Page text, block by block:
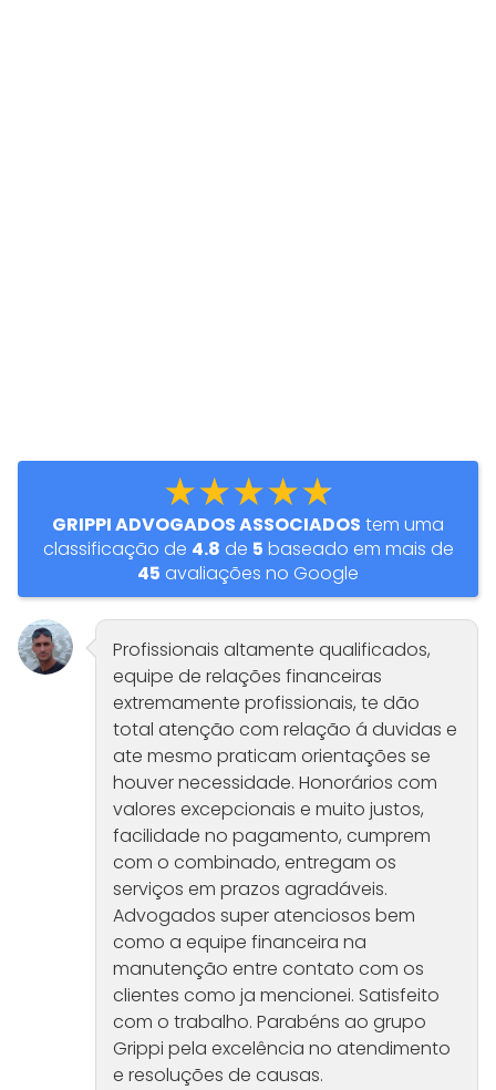
★★★★★
GRIPPI ADVOGADOS ASSOCIADOS tem uma
classificação de 4.8 de 5 baseado em mais de
45 avaliações no Google
Profissionais altamente qualificados,
equipe de relações financeiras
extremamente profissionais, te dão
total atenção com relação á duvidas e
ate mesmo praticam orientações se
houver necessidade. Honorários com
valores excepcionais e muito justos,
facilidade no pagamento, cumprem
com o combinado, entregam os
serviços em prazos agradáveis.
Advogados super atenciosos bem
como a equipe financeira na
manutenção entre contato com os
clientes como ja mencionei. Satisfeito
com o trabalho. Parabéns ao grupo
Grippi pela excelência no atendimento
e resoluções de causas.